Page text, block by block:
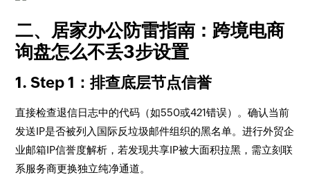
二、居家办公防雷指南：跨境电商
询盘怎么不丢3步设置
1. Step 1：排查底层节点信誉
直接检查退信日志中的代码（如550或421错误）。确认当前
发送IP是否被列入国际反垃圾邮件组织的黑名单。进行外贸企
业邮箱IP信誉度解析，若发现共享IP被大面积拉黑，需立刻联
系服务商更换独立纯净通道。